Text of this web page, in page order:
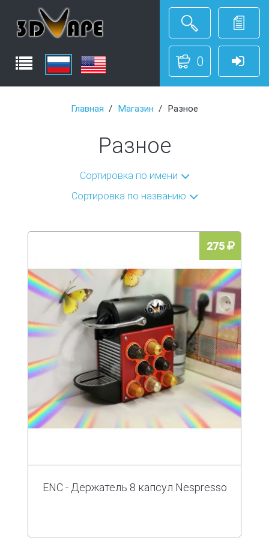
0
Главная Магазин Разное
Разное
Сортировка по имени
Сортировка по названию
275
ENC - Держатель 8 капсул Nespresso